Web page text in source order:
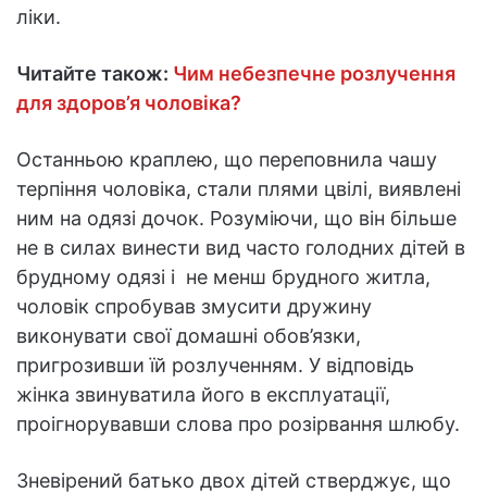
ліки.
Читайте також: Чим небезпечне розлучення
для здоров’я чоловіка?
Останньою краплею, що переповнила чашу
терпіння чоловіка, стали плями цвілі, виявлені
ним на одязі дочок. Розуміючи, що він більше
не в силах винести вид часто голодних дітей в
брудному одязі і не менш брудного житла,
чоловік спробував змусити дружину
виконувати свої домашні обов’язки,
пригрозивши їй розлученням. У відповідь
жінка звинуватила його в експлуатації,
проігнорувавши слова про розірвання шлюбу.
Зневірений батько двох дітей стверджує, що